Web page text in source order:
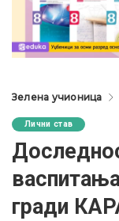
Зелена учионица
Лични став
гради